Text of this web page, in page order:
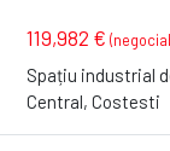
119,982 €
Spațiu industrial
Central, Costesti